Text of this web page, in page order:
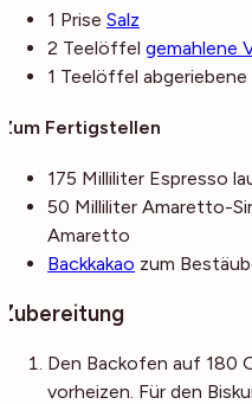
1 Prise Salz
2 Teelöffel gemahlene
1 Teelöffel
Zum Fertigstellen
175 Milliliter Espresso
50 Milliliter Amaretto-
Amaretto
Backkakao zum
Zubereitung
Den Backofen auf 180
vorheizen. Für den